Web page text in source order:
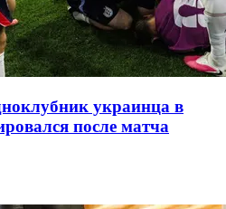
украинца в
после матча